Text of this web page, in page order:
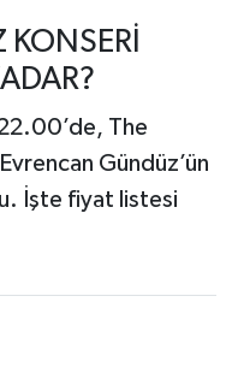
The
Gündüz’ün
İşte fiyat listesi